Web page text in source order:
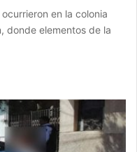
en la colonia
donde elementos de la